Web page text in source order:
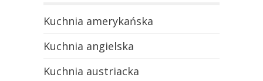
Kuchnia amerykańska
Kuchnia angielska
Kuchnia austriacka